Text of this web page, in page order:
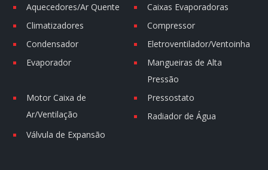
Aquecedores/Ar Quente
Caixas Evaporadoras
Climatizadores
Compressor
Condensador
Eletroventilador/Ventoinha
Evaporador
Mangueiras de Alta
Pressão
Motor Caixa de
Ar/Ventilação
Pressostato
Radiador de Água
Válvula de Expansão